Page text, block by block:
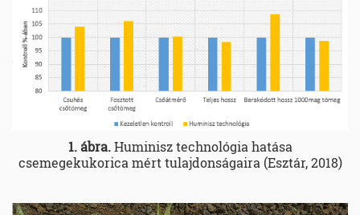
1. ábra.Huminisz technológia hatása
csemegekukorica mért tulajdonságaira (Esztár, 2018)